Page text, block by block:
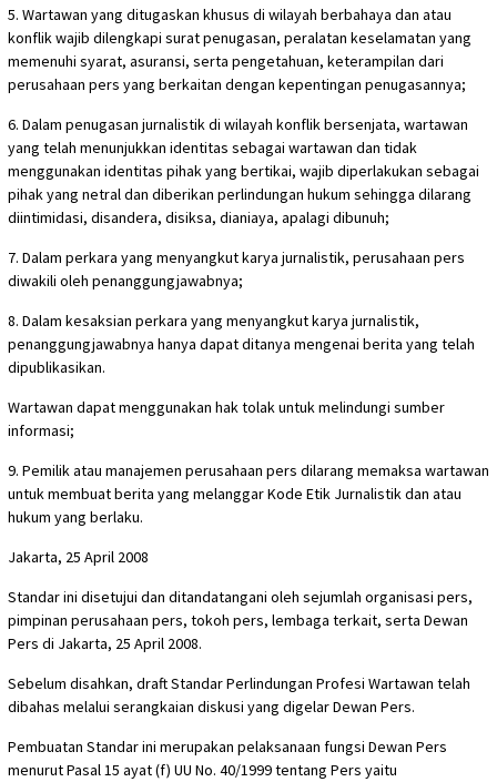
5. Wartawan yang ditugaskan khusus di wilayah berbahaya dan atau
konflik wajib dilengkapi surat penugasan, peralatan keselamatan yang
memenuhi syarat, asuransi, serta pengetahuan, keterampilan dari
perusahaan pers yang berkaitan dengan kepentingan penugasannya;
6. Dalam penugasan jurnalistik di wilayah konflik bersenjata, wartawan
yang telah menunjukkan identitas sebagai wartawan dan tidak
menggunakan identitas pihak yang bertikai, wajib diperlakukan sebagai
pihak yang netral dan diberikan perlindungan hukum sehingga dilarang
diintimidasi, disandera, disiksa, dianiaya, apalagi dibunuh;
7. Dalam perkara yang menyangkut karya jurnalistik, perusahaan pers
diwakili oleh penanggungjawabnya;
8. Dalam kesaksian perkara yang menyangkut karya jurnalistik,
penanggungjawabnya hanya dapat ditanya mengenai berita yang telah
dipublikasikan.
Wartawan dapat menggunakan hak tolak untuk melindungi sumber
informasi;
9. Pemilik atau manajemen perusahaan pers dilarang memaksa wartawan
untuk membuat berita yang melanggar Kode Etik Jurnalistik dan atau
hukum yang berlaku.
Jakarta, 25 April 2008
Standar ini disetujui dan ditandatangani oleh sejumlah organisasi pers,
pimpinan perusahaan pers, tokoh pers, lembaga terkait, serta Dewan
Pers di Jakarta, 25 April 2008.
Sebelum disahkan, draft Standar Perlindungan Profesi Wartawan telah
dibahas melalui serangkaian diskusi yang digelar Dewan Pers.
Pembuatan Standar ini merupakan pelaksanaan fungsi Dewan Pers
menurut Pasal 15 ayat (f) UU No. 40/1999 tentang Pers yaitu